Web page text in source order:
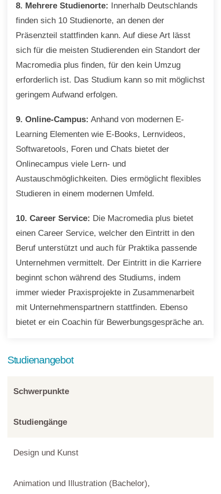
8. Mehrere Studienorte: Innerhalb Deutschlands
finden sich 10 Studienorte, an denen der
Präsenzteil stattfinden kann. Auf diese Art lässt
sich für die meisten Studierenden ein Standort der
Macromedia plus finden, für den kein Umzug
erforderlich ist. Das Studium kann so mit möglichst
geringem Aufwand erfolgen.
9. Online-Campus: Anhand von modernen E-
Learning Elementen wie E-Books, Lernvideos,
Softwaretools, Foren und Chats bietet der
Onlinecampus viele Lern- und
Austauschmöglichkeiten. Dies ermöglicht flexibles
Studieren in einem modernen Umfeld.
10. Career Service: Die Macromedia plus bietet
einen Career Service, welcher den Eintritt in den
Beruf unterstützt und auch für Praktika passende
Unternehmen vermittelt. Der Eintritt in die Karriere
beginnt schon während des Studiums, indem
immer wieder Praxisprojekte in Zusammenarbeit
mit Unternehmenspartnern stattfinden. Ebenso
bietet er ein Coachin für Bewerbungsgespräche an.
Studienangebot
Schwerpunkte
Studiengänge
Design und Kunst
Animation und Illustration (Bachelor),